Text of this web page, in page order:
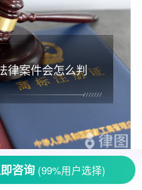
律案件会怎么判
的今天，著作权的保护
咨询 (99%用户选择)